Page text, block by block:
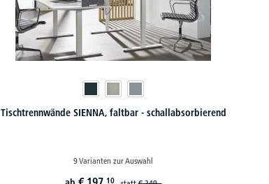
Tischtrennwände SIENNA, faltbar - schallabsorbierend
9 Varianten zur Auswahl
10